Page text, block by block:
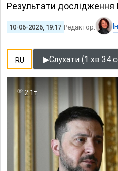
Результати дослідження
10-06-2026, 19:17 Редактор:
RU ▶Слухати (1 хв 34
2.1т